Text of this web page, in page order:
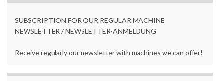
SUBSCRIPTION FOR OUR REGULAR MACHINE
NEWSLETTER / NEWSLETTER-ANMELDUNG
Receive regularly our newsletter with machines we can offer!